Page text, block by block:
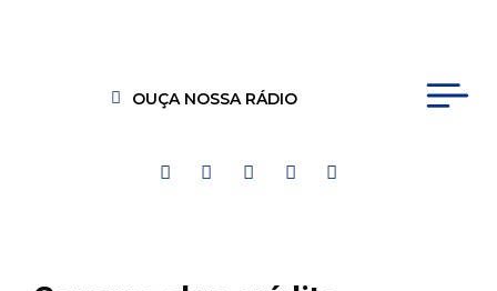
OUÇA NOSSA RÁDIO